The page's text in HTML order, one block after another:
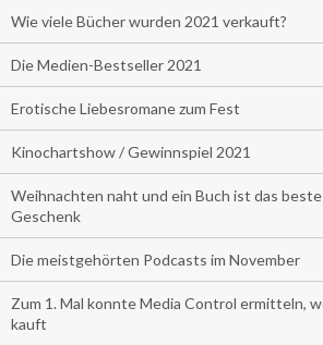
Wie viele Bücher wurden 2021 verkauft?
Die Medien-Bestseller 2021
Erotische Liebesromane zum Fest
Kinochartshow / Gewinnspiel 2021
Weihnachten naht und ein Buch ist das
Geschenk
Die meistgehörten Podcasts im November
Zum 1. Mal konnte Media Control ermitteln,
kauft